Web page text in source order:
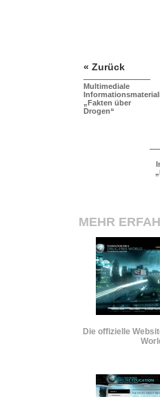
« Zurück
Multimediale
„Fakten über
Drogen“
MEHR
Die offizielle